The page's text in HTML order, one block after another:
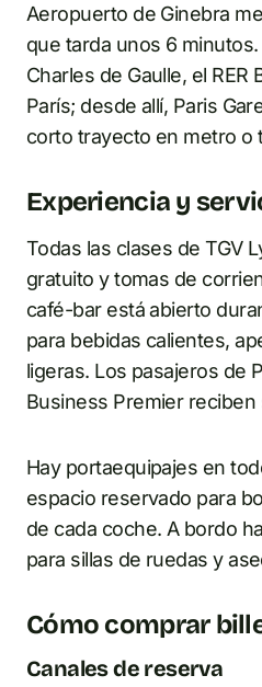
Aeropuerto de Ginebra
que tarda unos 6
Charles de Gaulle, el RER
París; desde allí, Paris
corto trayecto en metro o
Experiencia y
Todas las clases de TGV
gratuito y tomas de
café-bar está abierto
para bebidas calientes,
ligeras. Los pasajeros de
Business Premier
Hay portaequipajes en
espacio reservado para
de cada coche. A bordo
para sillas de ruedas y
Cómo comprar
Canales de reserva